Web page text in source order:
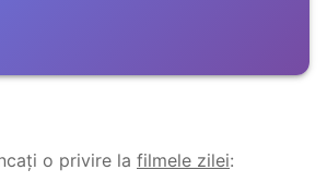
o privire la filmele zilei: